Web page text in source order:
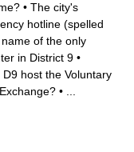
• The city's
hotline (spelled
of the only
in District 9 •
host the Voluntary
•